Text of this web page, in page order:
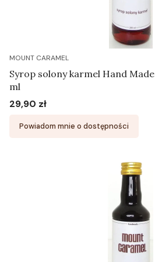
MOUNT CARAMEL
Syrop solony karmel Hand
ml
Cena
29,90 zł
Powiadom mnie o dostępności